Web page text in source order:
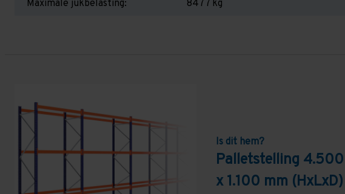
Maximale jukbelasting:
8477 kg
Is dit hem?
Palletstelling
x 1.100 mm